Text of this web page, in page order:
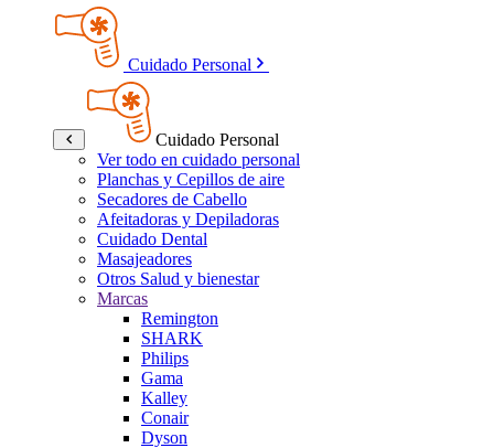
Cuidado Personal
Cuidado Personal
Ver todo en cuidado personal
Planchas y Cepillos de aire
Secadores de Cabello
Afeitadoras y Depiladoras
Cuidado Dental
Masajeadores
Otros Salud y bienestar
Marcas
Remington
SHARK
Philips
Gama
Kalley
Conair
Dyson